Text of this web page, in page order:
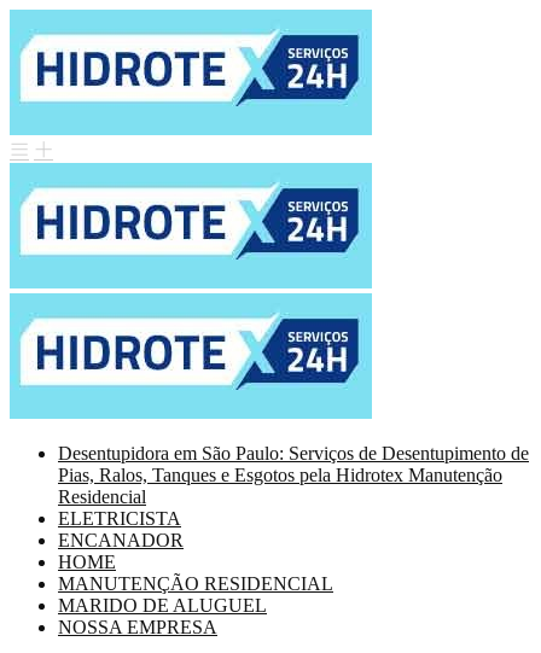
Desentupidora em São Paulo: Serviços de Desentupimento de
Pias, Ralos, Tanques e Esgotos pela Hidrotex Manutenção
Residencial
ELETRICISTA
ENCANADOR
HOME
MANUTENÇÃO RESIDENCIAL
MARIDO DE ALUGUEL
NOSSA EMPRESA